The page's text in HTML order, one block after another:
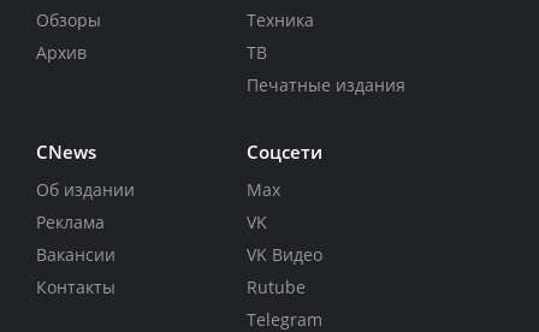
Обзоры
Архив
Техника
ТВ
Печатные издания
CNews
Об издании
Реклама
Вакансии
Контакты
Соцсети
Max
VK
VK Видео
Rutube
Telegram